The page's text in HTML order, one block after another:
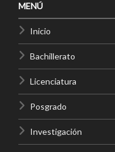
MENÚ
Inicio
Bachillerato
Licenciatura
Posgrado
Investigación